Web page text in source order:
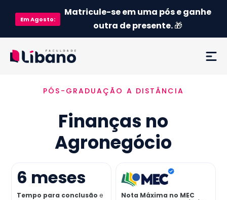
EmAgosto:
Matricule-se em uma pós e ganhe
outra de presente.🎁
Ementa
Como funciona
Credenciamento MEC
Preço
PÓS-GRADUAÇÃO A DISTÂNCIA
Finanças no
Agronegócio
6 meses
Tempo para conclusão e
Nota Máxima no MEC